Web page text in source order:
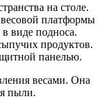
на столе.
платформы
виде подноса.
продуктов.
панелью.
весами. Она
пыли.